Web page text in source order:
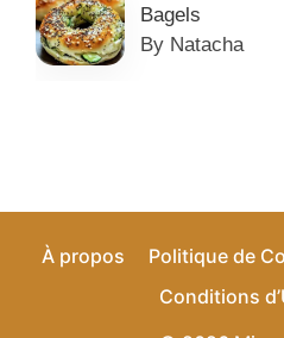
Bagels
By Natacha
À propos Politique de
Conditions